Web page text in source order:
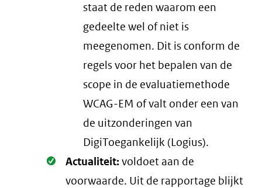
staat de reden waarom een
gedeelte wel of niet is
meegenomen. Dit is conform de
regels voor het bepalen van de
scope in de evaluatiemethode
WCAG-EM of valt onder een van
de uitzonderingen van
DigiToegankelijk (Logius).
Oké.
Actualiteit:voldoet aan de
voorwaarde. Uit de rapportage blijkt